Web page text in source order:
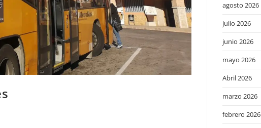
agosto 2026
julio 2026
junio 2026
mayo 2026
Abril 2026
marzo 2026
febrero 2026